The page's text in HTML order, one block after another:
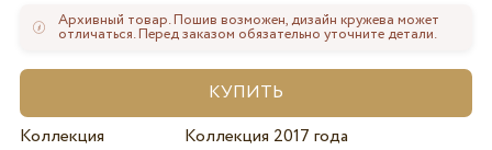
Архивный товар. Пошив возможен, дизайн кружева может
отличаться. Перед заказом обязательно уточните детали.
Коллекция
Коллекция 2017 года